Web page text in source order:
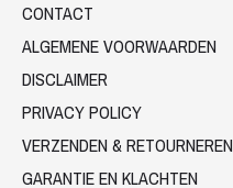
CONTACT
ALGEMENE VOORWAARDEN
DISCLAIMER
PRIVACY POLICY
VERZENDEN & RETOURNEREN
GARANTIE EN KLACHTEN